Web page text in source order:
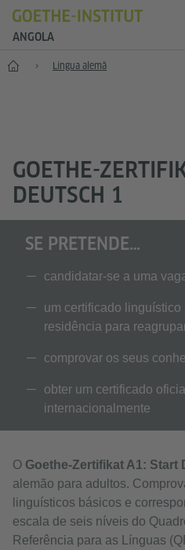
ANGOLA
Início Língua alemã
GOETHE-
DEUTSCH 1
SE PRETENDE…
candidatar-se a uma
um certificado linguístico
residência para
comprovar os seus
obter um certificado
internacionalmente
O Goethe-Zertifikat A1: Start
alemão para adultos.
linguísticos básicos e
escala de seis níveis do
Referência para as Línguas